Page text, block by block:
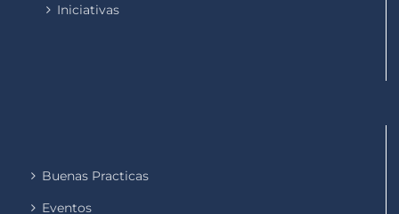
Iniciativas
Buenas Practicas
Eventos